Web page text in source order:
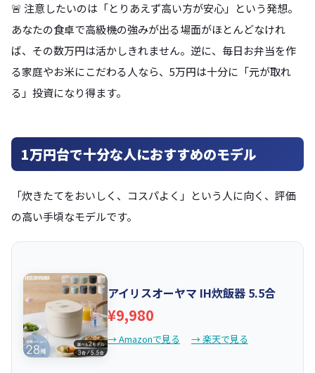
🚨 注意したいのは「とりあえず高い方が安心」という発想。
あなたの食卓で高級機の強みが出る場面がほとんどなけれ
ば、その数万円は活かしきれません。逆に、毎日お弁当を作
る家庭やお米にこだわる人なら、5万円は十分に「元が取れ
る」投資になり得ます。
1万円台で十分な人におすすめのモデル
「炊きたてをおいしく、コスパよく」という人に向く、評価
の高い手頃なモデルです。
アイリスオーヤマ IH炊飯器 5.5合
¥9,980
→ Amazonで見る → 楽天で見る